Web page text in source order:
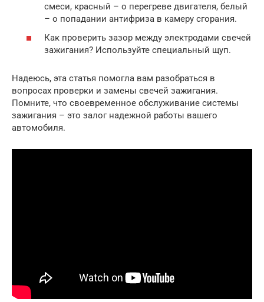
смеси, красный – о перегреве двигателя, белый
– о попадании антифриза в камеру сгорания.
Как проверить зазор между электродами свечей
зажигания? Используйте специальный щуп.
Надеюсь, эта статья помогла вам разобраться в
вопросах проверки и замены свечей зажигания.
Помните, что своевременное обслуживание системы
зажигания – это залог надежной работы вашего
автомобиля.